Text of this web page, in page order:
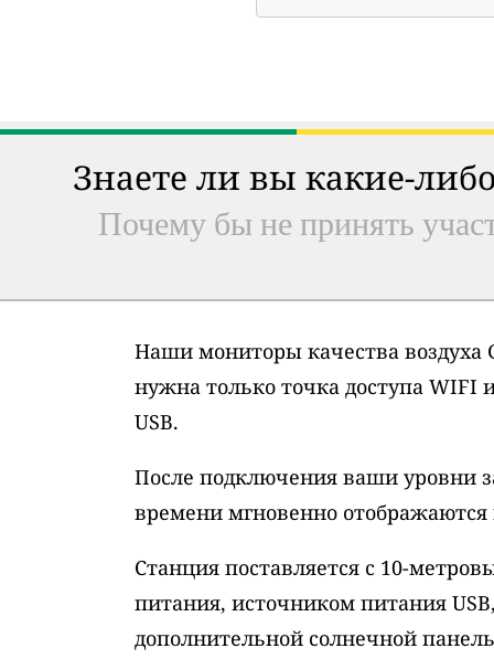
Знаете ли вы какие-
Почему бы не принять
Наши мониторы качества воздуха
нужна только точка доступа
USB.
После подключения ваши уровни
времени мгновенно отображаются
Станция поставляется с 10-
питания, источником питания
дополнительной солнечной